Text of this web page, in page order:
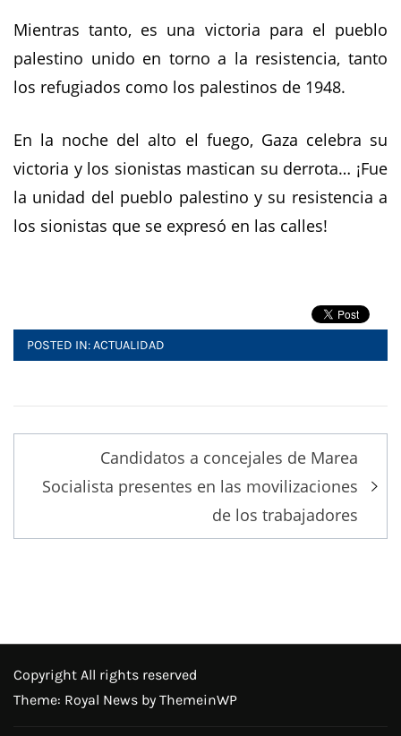
Mientras tanto, es una victoria para el pueblo
palestino unido en torno a la resistencia, tanto
los refugiados como los palestinos de 1948.
En la noche del alto el fuego, Gaza celebra su
victoria y los sionistas mastican su derrota… ¡Fue
la unidad del pueblo palestino y su resistencia a
los sionistas que se expresó en las calles!
POSTED IN:ACTUALIDAD
navigation
Candidatos a concejales de Marea
Socialista presentes en las movilizaciones
de los trabajadores
Copyright All rights reserved
Theme: Royal News by ThemeinWP